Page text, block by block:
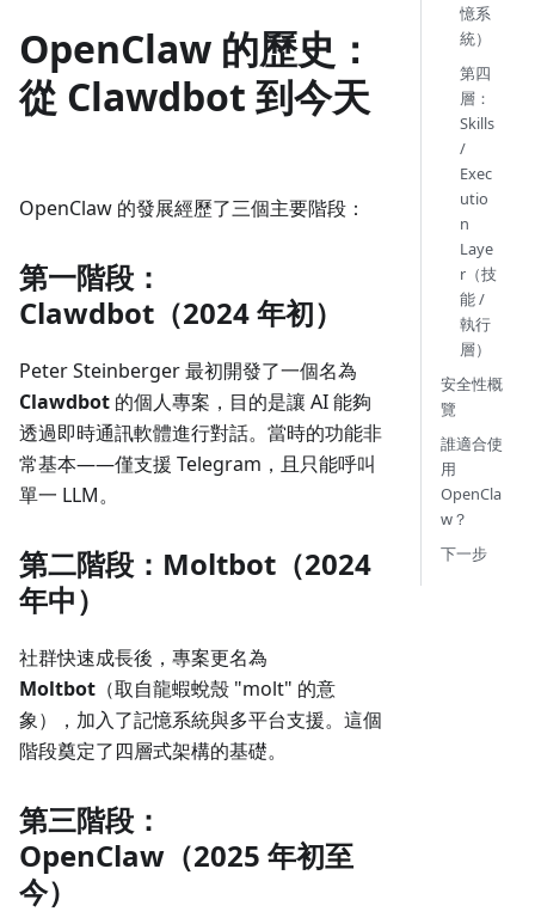
OpenClaw 的歷史：
從 Clawdbot 到今天
OpenClaw 的發展經歷了三個主要階段：
第一階段：
Clawdbot（2024 年初）
Peter Steinberger 最初開發了一個名為
Clawdbot 的個人專案，目的是讓 AI 能夠
透過即時通訊軟體進行對話。當時的功能非
常基本——僅支援 Telegram，且只能呼叫
單一 LLM。
第二階段：Moltbot（2024
年中）
社群快速成長後，專案更名為
Moltbot （取自龍蝦蛻殼 "molt" 的意
象），加入了記憶系統與多平台支援。這個
階段奠定了四層式架構的基礎。
第三階段：
OpenClaw（2025 年初至
今）
憶系
統）
第四
層：
Skills
/
Exec
utio
n
Laye
r（技
能 /
執行
層）
安全性概
覽
誰適合使
用
OpenCla
w？
下一步